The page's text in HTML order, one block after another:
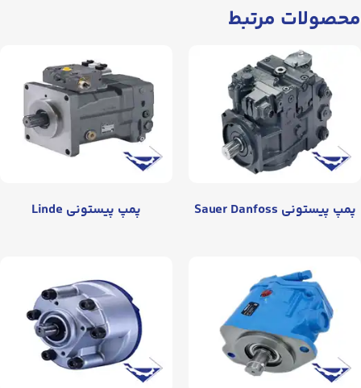
محصولات مرتبط
پمپ پیستونی Sauer Danfoss پمپ پیستونی Linde